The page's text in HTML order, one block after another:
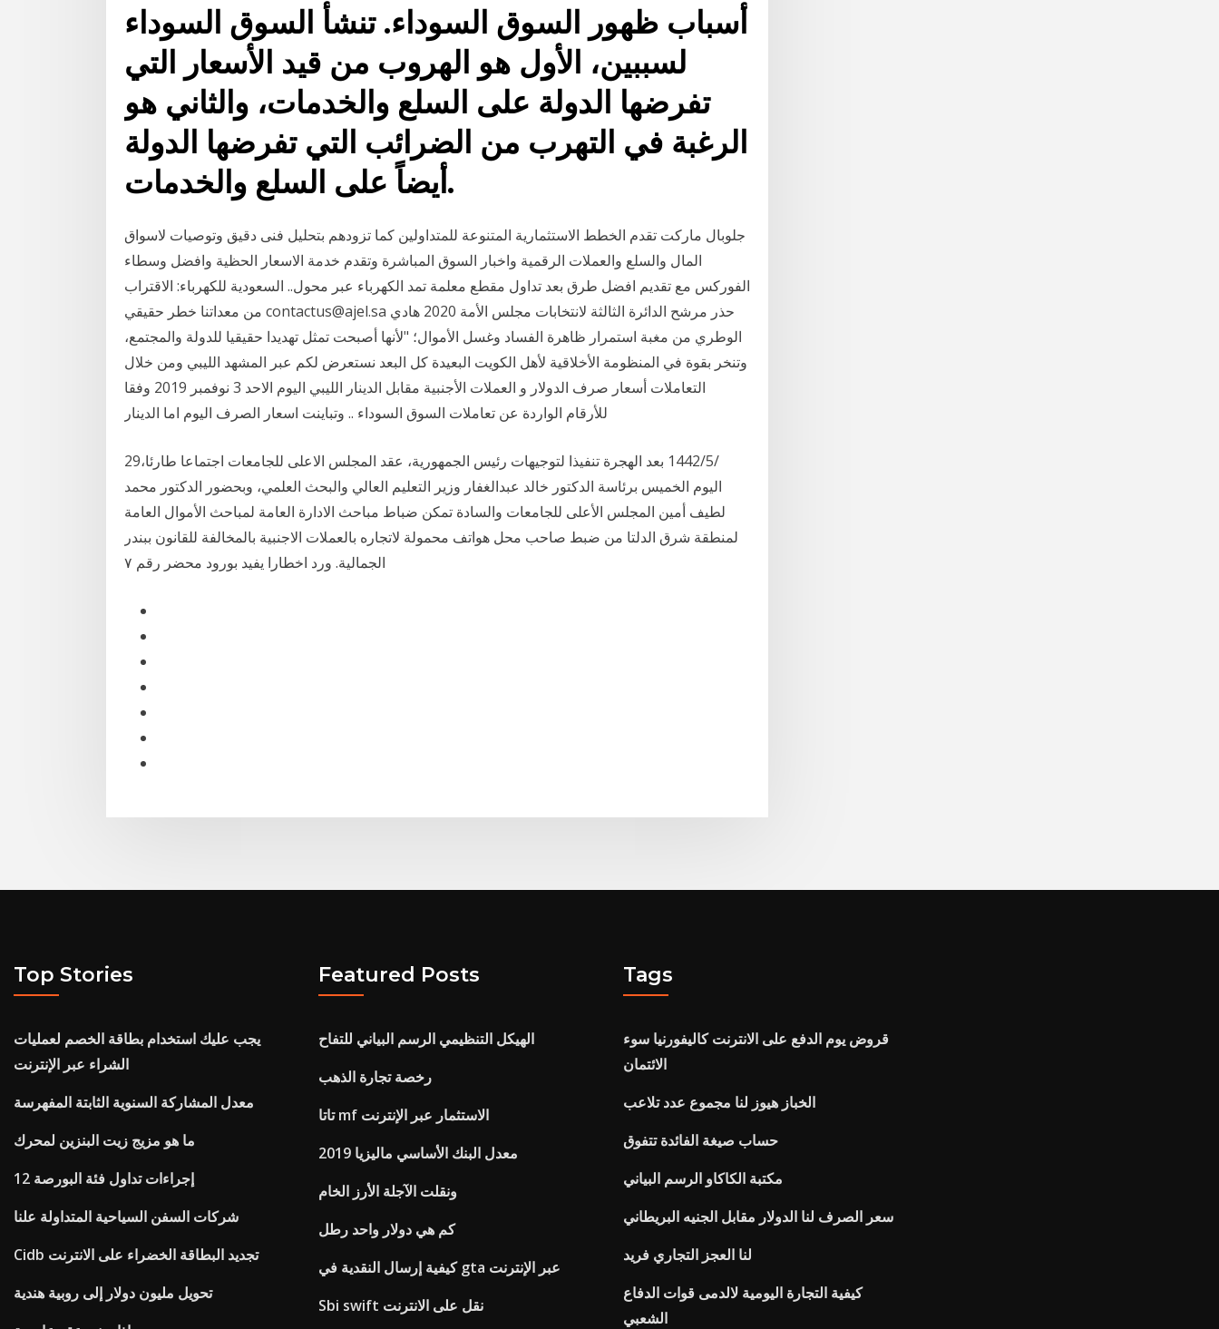
أسباب ظهور السوق السوداء. تنشأ السوق السوداء
لسببين، الأول هو الهروب من قيد الأسعار التي
تفرضها الدولة على السلع والخدمات، والثاني هو
الرغبة في التهرب من الضرائب التي تفرضها الدولة
أيضاً على السلع والخدمات.
جلوبال ماركت تقدم الخطط الاستثمارية المتنوعة للمتداولين كما تزودهم بتحليل فنى دقيق وتوصيات لاسواق
المال والسلع والعملات الرقمية واخبار السوق المباشرة وتقدم خدمة الاسعار الحظية وافضل وسطاء
الفوركس مع تقديم افضل طرق بعد تداول مقطع معلمة تمد الكهرباء عبر محول.. السعودية للكهرباء: الاقتراب
من معداتنا خطر حقيقي contactus@ajel.sa حذر مرشح الدائرة الثالثة لانتخابات مجلس الأمة 2020 هادي
الوطري من مغبة استمرار ظاهرة الفساد وغسل الأموال؛ "لأنها أصبحت تمثل تهديدا حقيقيا للدولة والمجتمع،
وتنخر بقوة في المنظومة الأخلاقية لأهل الكويت البعيدة كل البعد نستعرض لكم عبر المشهد الليبي ومن خلال
التعاملات أسعار صرف الدولار و العملات الأجنبية مقابل الدينار الليبي اليوم الاحد 3 نوفمبر 2019 وفقا
للأرقام الواردة عن تعاملات السوق السوداء .. وتباينت اسعار الصرف اليوم اما الدينار
29‏‏/5‏‏/1442 بعد الهجرة تنفيذا لتوجيهات رئيس الجمهورية، عقد المجلس الاعلى للجامعات اجتماعا طارئا،
اليوم الخميس برئاسة الدكتور خالد عبدالغفار وزير التعليم العالي والبحث العلمي، وبحضور الدكتور محمد
لطيف أمين المجلس الأعلى للجامعات والسادة تمكن ضباط مباحث الادارة العامة لمباحث الأموال العامة
لمنطقة شرق الدلتا من ضبط صاحب محل هواتف محمولة لاتجاره بالعملات الاجنبية بالمخالفة للقانون ببندر
الجمالية. ورد اخطارا يفيد بورود محضر رقم ٧
Top Stories
يجب عليك استخدام بطاقة الخصم لعمليات
الشراء عبر الإنترنت
معدل المشاركة السنوية الثابتة المفهرسة
ما هو مزيج زيت البنزين لمحرك
إجراءات تداول فئة البورصة 12
شركات السفن السياحية المتداولة علنا
Cidb تجديد البطاقة الخضراء على الانترنت
تحويل مليون دولار إلى روبية هندية
Featured Posts
الهيكل التنظيمي الرسم البياني للتفاح
رخصة تجارة الذهب
تاتا mf الاستثمار عبر الإنترنت
معدل البنك الأساسي ماليزيا 2019
ونقلت الآجلة الأرز الخام
كم هي دولار واحد رطل
كيفية إرسال النقدية في gta عبر الإنترنت
Sbi swift نقل على الانترنت
Tags
قروض يوم الدفع على الانترنت كاليفورنيا سوء
الائتمان
الخباز هيوز لنا مجموع عدد تلاعب
حساب صيغة الفائدة تتفوق
مكتبة الكاكاو الرسم البياني
سعر الصرف لنا الدولار مقابل الجنيه البريطاني
لنا العجز التجاري فريد
كيفية التجارة اليومية لالدمى قوات الدفاع
الشعبي